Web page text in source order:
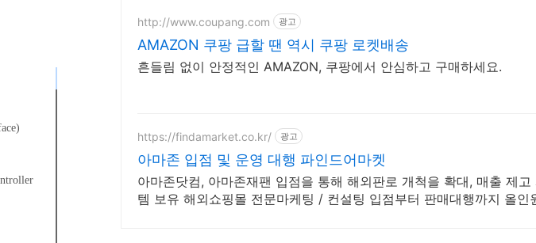
인해보자!
Amazon
http://www.coupang.com 광고
AMAZON 쿠팡 급할 땐 역시 쿠팡 로켓배송
흔들림 없이 안정적인 AMAZON, 쿠팡에서 안심하고 구매하세요.
https://findamarket.co.kr/ 광고
아마존 입점 및 운영 대행 파인드어마켓
아마존닷컴, 아마존재팬 입점을 통해 해외판로 개척을 확대, 매출 제고
템 보유 해외쇼핑몰 전문마케팅 / 컨설팅 입점부터 판매대행까지 올인